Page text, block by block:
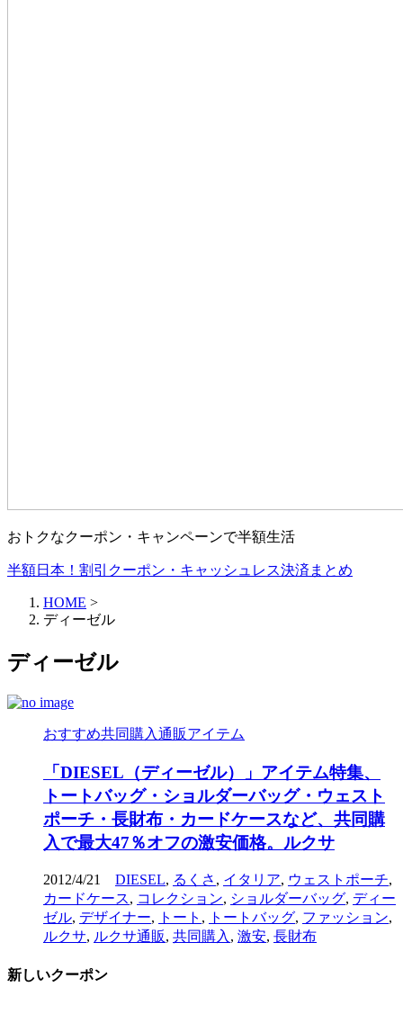
おトクなクーポン・キャンペーンで半額生活
半額日本！割引クーポン・キャッシュレス決済まとめ
HOME >
ディーゼル
ディーゼル
おすすめ共同購入通販アイテム
「DIESEL（ディーゼル）」アイテム特集、
トートバッグ・ショルダーバッグ・ウェスト
ポーチ・長財布・カードケースなど、共同購
入で最大47％オフの激安価格。ルクサ
2012/4/21 DIESEL, るくさ , イタリア, ウェストポーチ,
カードケース, コレクション, ショルダーバッグ, ディー
ゼル, デザイナー, トート , トートバッグ, ファッション,
ルクサ, ルクサ通販, 共同購入 , 激安, 長財布
新しいクーポン